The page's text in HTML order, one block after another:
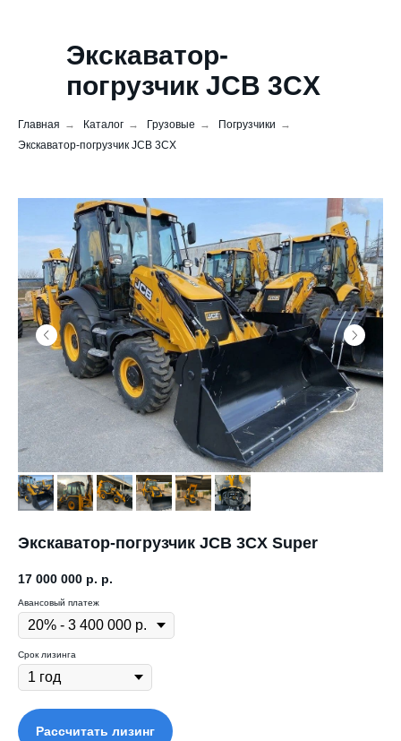
Экскаватор-
погрузчик JCB 3CX
Super
Главная → Каталог → Грузовые → Погрузчики →
Экскаватор-погрузчик JCB 3CX
Экскаватор-погрузчик JCB 3CX Super
17 000 000 р. р.
Авансовый платеж
Срок лизинга
Рассчитать лизинг